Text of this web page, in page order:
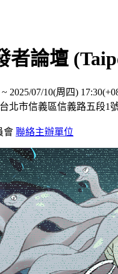
者論壇
~ 2025/07/10(周四)
北市信義區信義路五段1
會 聯絡主辦單位